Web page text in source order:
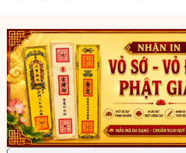
ĐỐI VỚI XÃ HỘIXây dựng đời...